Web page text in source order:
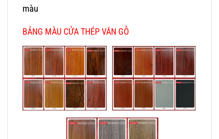
màu
BẢNG MÀU CỬA THÉP VÂN GỖ